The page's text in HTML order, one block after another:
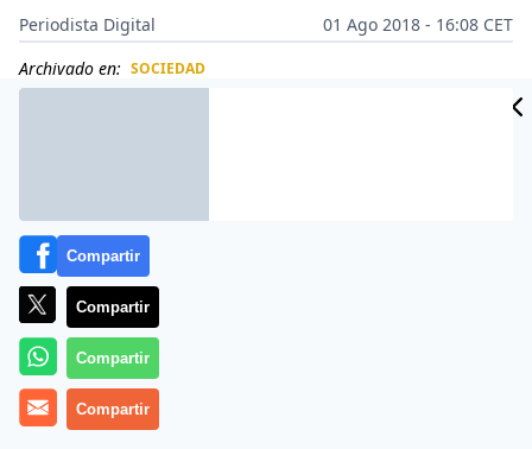
Periodista Digital
01 Ago 2018 - 16:08 CET
Archivado en: SOCIEDAD
Compartir
Compartir
Compartir
Compartir